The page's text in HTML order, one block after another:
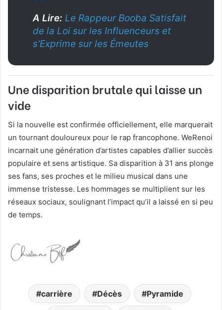
A Lire: Le Rappeur Booba Satisfait
de la Loi sur les Influenceurs et
s’Exprime sur les Émeutes
Une disparition brutale qui laisse un
vide
Si la nouvelle est confirmée officiellement, elle marquerait
un tournant douloureux pour le rap francophone. WeRenoi
incarnait une génération d’artistes capables d’allier succès
populaire et sens artistique. Sa disparition à 31 ans plonge
ses fans, ses proches et le milieu musical dans une
immense tristesse. Les hommages se multiplient sur les
réseaux sociaux, soulignant l’impact qu’il a laissé en si peu
de temps.
carrière Décès Pyramide